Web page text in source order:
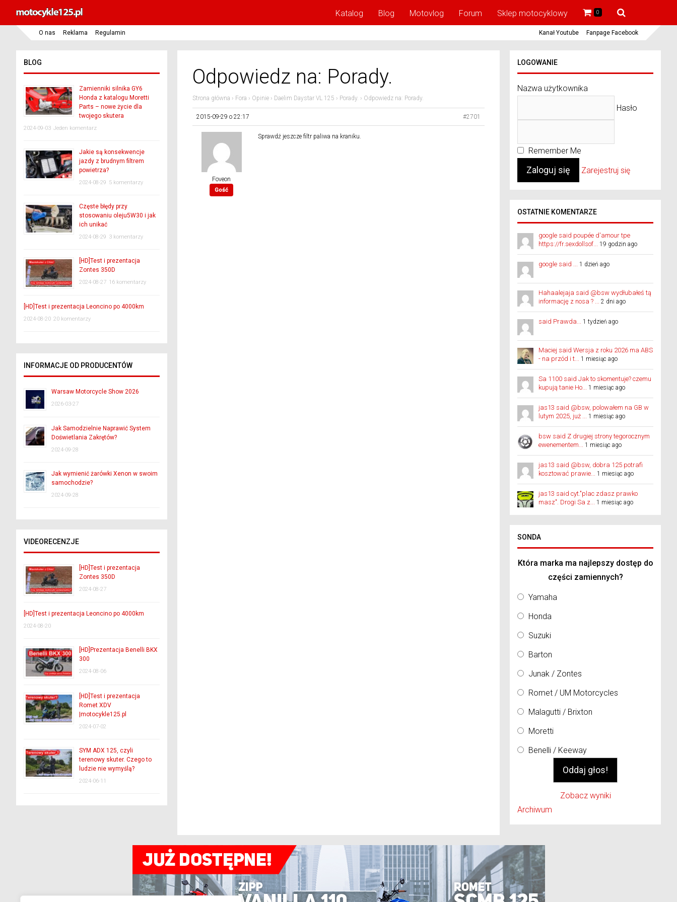
Katalog Blog Motovlog Forum Sklep motocyklowy 0
O nas Reklama Regulamin Kanał Youtube Fanpage Facebook
Odpowiedz na: Porady.
Strona główna › Fora › Opinie › Daelim Daystar VL 125 › Porady. › Odpowiedz na: Porady.
2015-09-29 o 22:17 #2701
Foveon
Gość
Sprawdź jeszcze filtr paliwa na kraniku.
BLOG
Zamienniki silnika GY6
Honda z katalogu Moretti
Parts – nowe życie dla
twojego skutera
2024-09-03 Jeden komentarz
Jakie są konsekwencje
jazdy z brudnym filtrem
powietrza?
2024-08-29 5 komentarzy
Częste błędy przy
stosowaniu oleju5W30 i jak
ich unikać
2024-08-29 3 komentarzy
[HD]Test i prezentacja
Zontes 350D
2024-08-27 16 komentarzy
[HD]Test i prezentacja Leoncino po 4000km
2024-08-20 20 komentarzy
INFORMACJE OD PRODUCENTÓW
Warsaw Motorcycle Show 2026
2026-03-27
Jak Samodzielnie Naprawić System
Doświetlania Zakrętów?
2024-09-28
Jak wymienić żarówki Xenon w swoim
samochodzie?
2024-09-28
VIDEORECENZJE
[HD]Test i prezentacja
Zontes 350D
2024-08-27
[HD]Test i prezentacja Leoncino po 4000km
2024-08-20
[HD]Prezentacja Benelli BKX
300
2024-08-06
[HD]Test i prezentacja
Romet XDV
|motocykle125.pl
2024-07-02
SYM ADX 125, czyli
terenowy skuter. Czego to
ludzie nie wymyślą?
2024-06-11
LOGOWANIE
Nazwa użytkownika
Hasło
Remember Me
Zarejestruj się
OSTATNIE KOMENTARZE
google said poupée d'amour tpe
https://fr.sexdollsof... 19 godzin ago
google said ... 1 dzień ago
Hahaalejaja said @bsw wydłubałeś tą
informację z nosa ? ... 2 dni ago
said Prawda... 1 tydzień ago
Maciej said Wersja z roku 2026 ma ABS
- na przód i t... 1 miesiąc ago
Sa 1100 said Jak to skomentuje? czemu
kupują tanie Ho... 1 miesiąc ago
jas13 said @bsw, polowałem na GB w
lutym 2025, już ... 1 miesiąc ago
bsw said Z drugiej strony tegorocznym
ewenementem... 1 miesiąc ago
jas13 said @bsw, dobra 125 potrafi
kosztować prawie... 1 miesiąc ago
jas13 said cyt."plac zdasz prawko
masz". Drogi Sa z... 1 miesiąc ago
SONDA
Która marka ma najlepszy dostęp do
części zamiennych?
Yamaha
Honda
Suzuki
Barton
Junak / Zontes
Romet / UM Motorcycles
Malagutti / Brixton
Moretti
Benelli / Keeway
Zobacz wyniki
Archiwum